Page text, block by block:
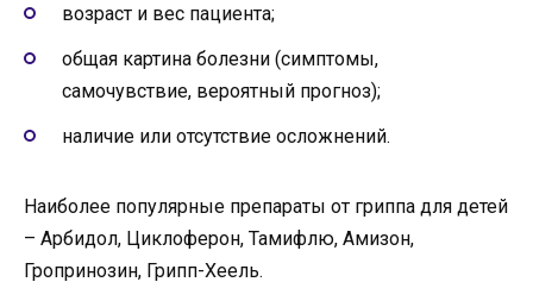
возраст и вес пациента;
общая картина болезни (симптомы,
самочувствие, вероятный прогноз);
наличие или отсутствие осложнений.
Наиболее популярные препараты от гриппа для детей
– Арбидол, Циклоферон, Тамифлю, Амизон,
Гропринозин, Грипп-Хеель.